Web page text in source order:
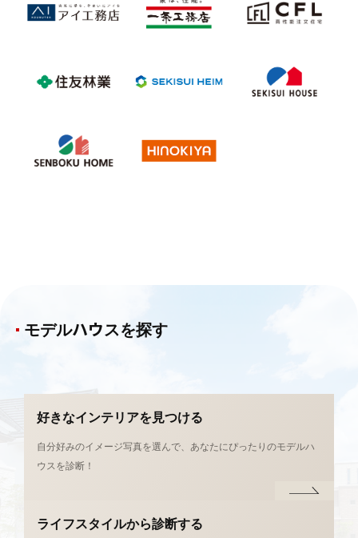
モデルハウスを探す
好きなインテリアを見つける
自分好みのイメージ写真を選んで、あなたにぴったりのモデルハ
ウスを診断！
ライフスタイルから診断する